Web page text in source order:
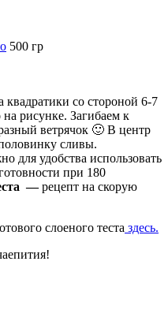
500 гр
квадратики со стороной 6-7
рисунке. Загибаем к
ветрячок 🙂 В центр
сливы.
для удобства использовать
при 180
—рецепт на скорую
слоеного теста здесь.